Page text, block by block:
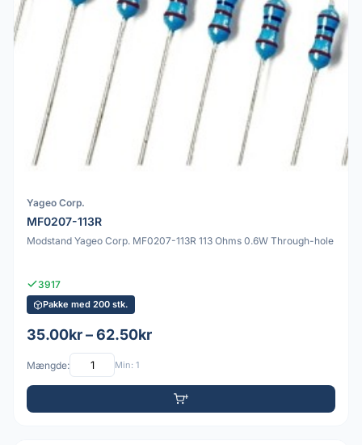
Yageo Corp.
MF0207-113R
Modstand Yageo Corp. MF0207-113R 113 Ohms 0.6W Through-hole
3917
Pakke med 200 stk.
35.00kr – 62.50kr
Mængde: Min: 1